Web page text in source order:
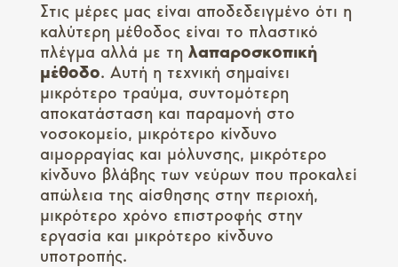
Στις μέρες μας είναι αποδεδειγμένο ότι η
καλύτερη μέθοδος είναι το πλαστικό
πλέγμα αλλά με τη λαπαροσκοπική
μέθοδο. Αυτή η τεχνική σημαίνει
μικρότερο τραύμα, συντομότερη
αποκατάσταση και παραμονή στο
νοσοκομείο, μικρότερο κίνδυνο
αιμορραγίας και μόλυνσης, μικρότερο
κίνδυνο βλάβης των νεύρων που προκαλεί
απώλεια της αίσθησης στην περιοχή,
μικρότερο χρόνο επιστροφής στην
εργασία και μικρότερο κίνδυνο
υποτροπής.